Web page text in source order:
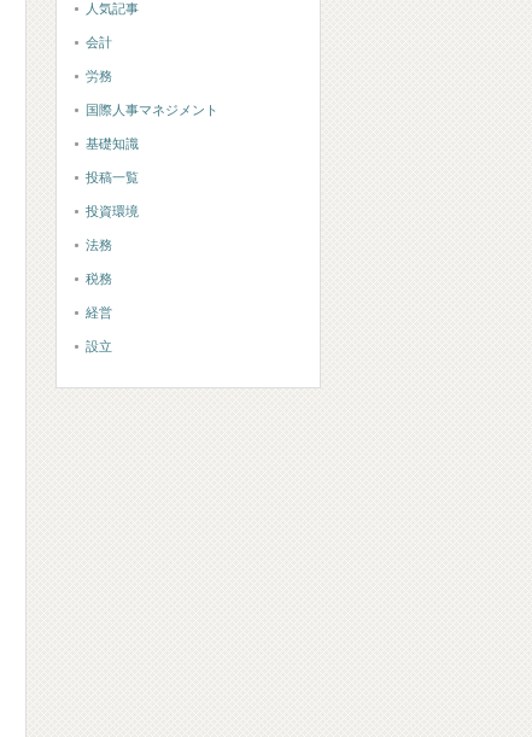
人気記事
会計
労務
国際人事マネジメント
基礎知識
投稿一覧
投資環境
法務
税務
経営
設立